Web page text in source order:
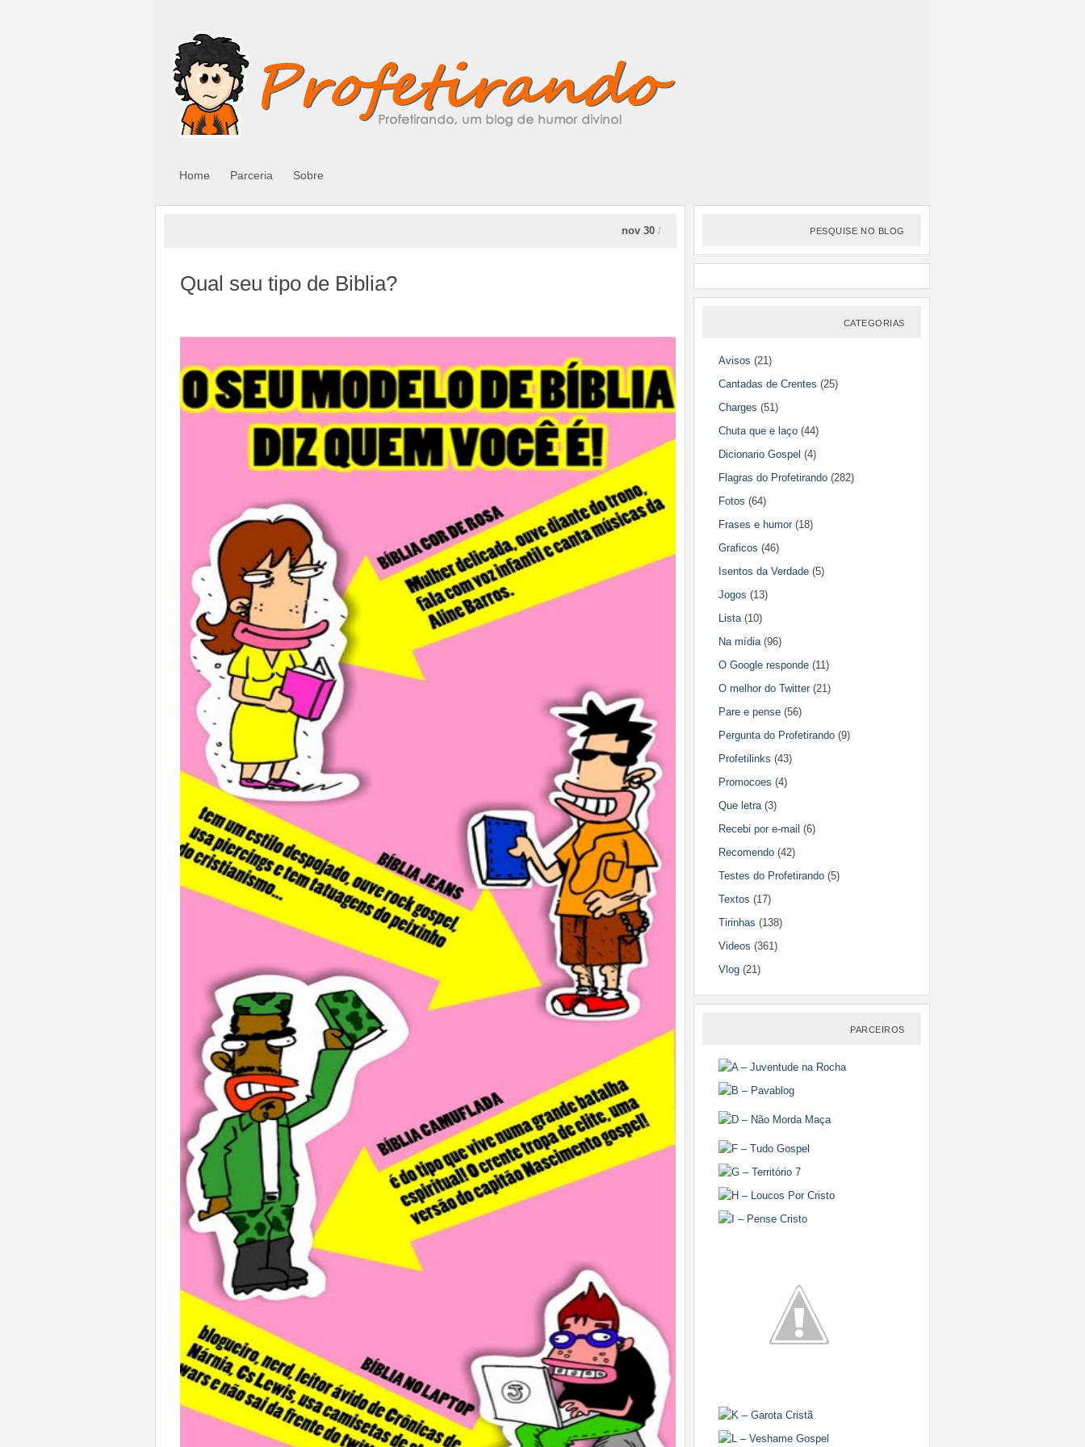
Home Parceria Sobre
nov 30 /
Qual seu tipo de Biblia?
PESQUISE NO BLOG
CATEGORIAS
Avisos (21)
Cantadas de Crentes (25)
Charges (51)
Chuta que e laço (44)
Dicionario Gospel (4)
Flagras do Profetirando (282)
Fotos (64)
Frases e humor (18)
Graficos (46)
Isentos da Verdade (5)
Jogos (13)
Lista(10)
Na mídia(96)
O Google responde (11)
O melhor do Twitter (21)
Pare e pense (56)
Pergunta do Profetirando (9)
Profetilinks (43)
Promocoes (4)
Que letra(3)
Recebi por e-mail (6)
Recomendo (42)
Testes do Profetirando (5)
Textos (17)
Tirinhas (138)
Videos (361)
Vlog (21)
PARCEIROS